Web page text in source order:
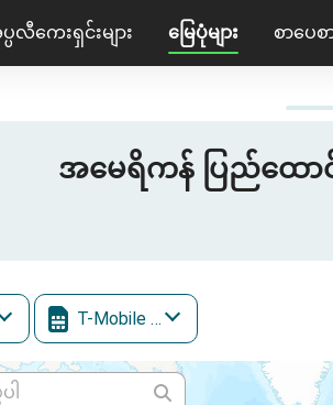
ပလီကေးရှင်းများ မြေပုံများ စာပေစ
အမေရိကန် ပြည်ထောင်
T-Mobile (inc. Sprint)